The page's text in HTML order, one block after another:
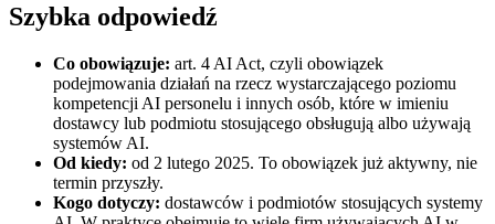
Szybka odpowiedź
Co obowiązuje: art. 4 AI Act, czyli obowiązek
podejmowania działań na rzecz wystarczającego poziomu
kompetencji AI personelu i innych osób, które w imieniu
dostawcy lub podmiotu stosującego obsługują albo używają
systemów AI.
Od kiedy: od 2 lutego 2025. To obowiązek już aktywny, nie
termin przyszły.
Kogo dotyczy: dostawców i podmiotów stosujących systemy